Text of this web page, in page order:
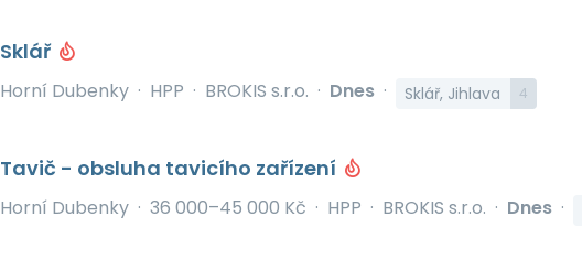
Sklář
Horní Dubenky · HPP · BROKIS s.r.o. · Dnes · Sklář, Jihlava 4
Tavič - obsluha tavicího zařízení
Horní Dubenky · 36 000–45 000 Kč · HPP · BROKIS s.r.o. · Dnes ·